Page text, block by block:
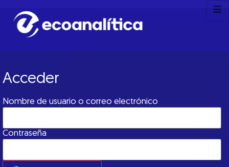
Acceder
Nombre de usuario o correo electrónico
Contraseña